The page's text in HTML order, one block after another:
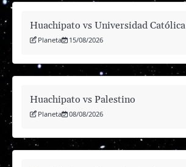
Huachipato vs Universidad Católica
Planeta 15/08/2026
Huachipato vs Palestino
Planeta 08/08/2026